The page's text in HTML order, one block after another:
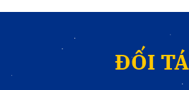
ĐỐI